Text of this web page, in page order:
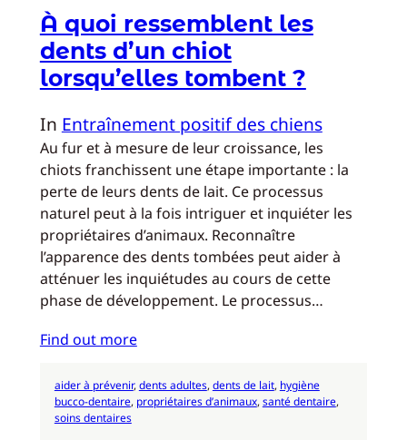
À quoi ressemblent les
dents d’un chiot
lorsqu’elles tombent ?
In Entraînement positif des chiens
Au fur et à mesure de leur croissance, les
chiots franchissent une étape importante : la
perte de leurs dents de lait. Ce processus
naturel peut à la fois intriguer et inquiéter les
propriétaires d’animaux. Reconnaître
l’apparence des dents tombées peut aider à
atténuer les inquiétudes au cours de cette
phase de développement. Le processus…
Find out more
aider à prévenir, dents adultes, dents de lait, hygiène
bucco-dentaire, propriétaires d’animaux, santé dentaire
soins dentaires